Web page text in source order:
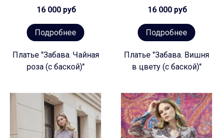
16 000 руб
Подробнее
Платье "Забава. Чайная
роза (с баской)"
16 000 руб
Подробнее
Платье "Забава. Вишня
в цвету (с баской)"